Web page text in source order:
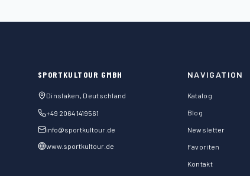
SPORTKULTOUR GMBH
Dinslaken, Deutschland
+49 2064 1419561
info@sportkultour.de
www.sportkultour.de
NAVIGATION
Katalog
Blog
Newsletter
Favoriten
Kontakt